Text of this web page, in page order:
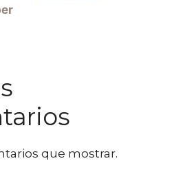
que mostrar.